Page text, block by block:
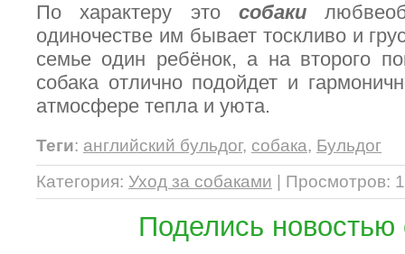
По характеру это собаки
одиночестве им бывает тоскливо и
семье один ребёнок, а на второго
собака отлично подойдет и
атмосфере тепла и уюта.
Теги: английский бульдог, собака, Бульдог
Категория: Уход за собаками Просмотров:
Поделись новостью